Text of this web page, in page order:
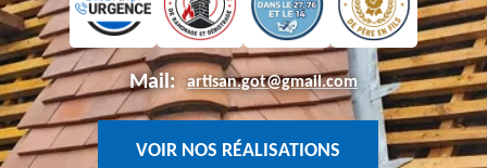
Mail: artisan.got@gmail.com
VOIR NOS RÉALISATIONS